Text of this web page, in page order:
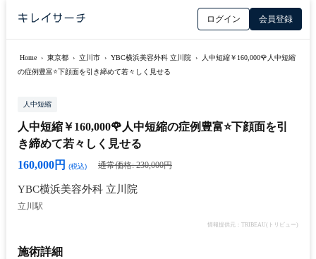
ログイン 会員登録
Home › 東京都 › 立川市 › YBC横浜美容外科 立川院 ›
人中短縮￥160,000🌹人中短縮
の症例豊富⭐️下顔面を引き締めて若々しく見せる
人中短縮
人中短縮￥160,000🌹人中短縮の症例豊富⭐️下顔面を引
き締めて若々しく見せる
160,000円
(税込) 通常価格: 230,000円
YBC横浜美容外科 立川院
立川駅
情報提供元：TRIBEAU(トリビュー)
施術詳細